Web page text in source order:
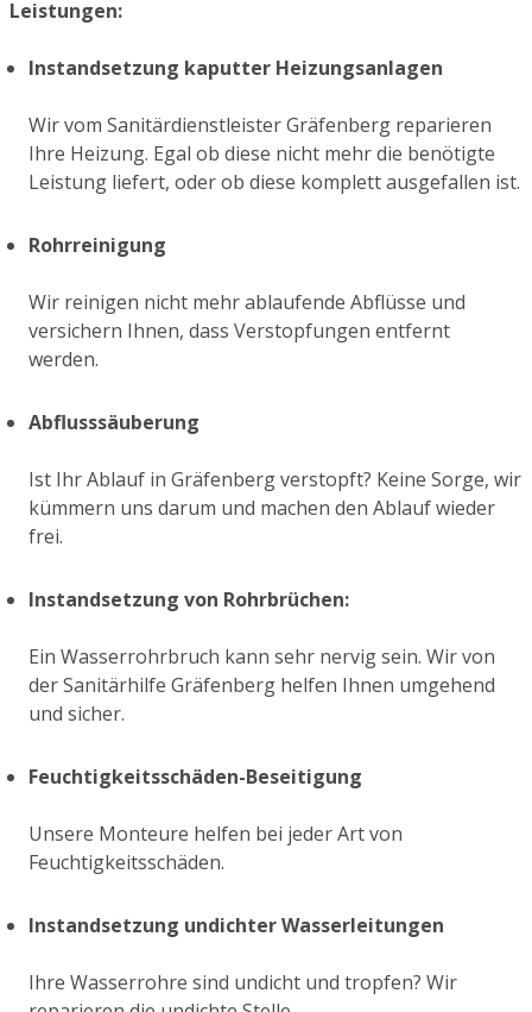
Leistungen:
Instandsetzung kaputter Heizungsanlagen
Wir vom Sanitärdienstleister Gräfenberg reparieren
Ihre Heizung. Egal ob diese nicht mehr die benötigte
Leistung liefert, oder ob diese komplett ausgefallen ist.
Rohrreinigung
Wir reinigen nicht mehr ablaufende Abflüsse und
versichern Ihnen, dass Verstopfungen entfernt
werden.
Abflusssäuberung
Ist Ihr Ablauf in Gräfenberg verstopft? Keine Sorge, wir
kümmern uns darum und machen den Ablauf wieder
frei.
Instandsetzung von Rohrbrüchen:
Ein Wasserrohrbruch kann sehr nervig sein. Wir von
der Sanitärhilfe Gräfenberg helfen Ihnen umgehend
und sicher.
Feuchtigkeitsschäden-Beseitigung
Unsere Monteure helfen bei jeder Art von
Feuchtigkeitsschäden.
Instandsetzung undichter Wasserleitungen
Ihre Wasserrohre sind undicht und tropfen? Wir